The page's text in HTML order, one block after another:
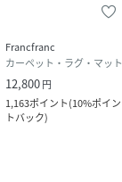
Francfranc
カーペット・ラグ・マット
12,800円
1,163ポイント(10%ポイン
トバック)